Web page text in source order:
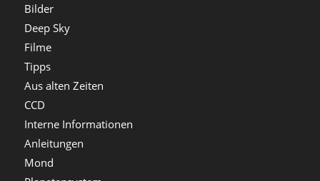
Bilder
Deep Sky
Filme
Tipps
Aus alten Zeiten
CCD
Interne Informationen
Anleitungen
Mond